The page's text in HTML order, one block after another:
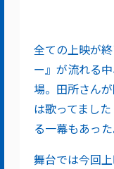
全ての上映が
ー』が流れる
場。田所さん
は歌ってまし
る一幕もあった
舞台では今回